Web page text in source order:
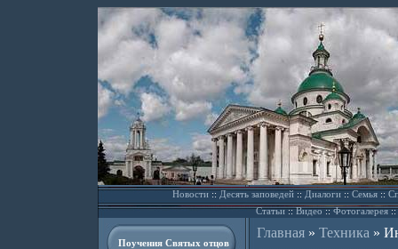
Новости::Десять заповедей::Диалоги::Семья::
Статьи::Видео ::Фотогалерея::
Поучения Святых отцов
Главная» Техника »